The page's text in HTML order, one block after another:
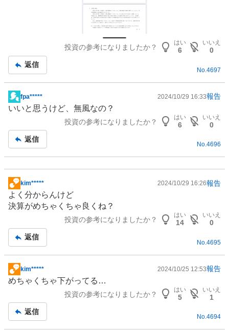
投資の参考になりましたか？
はい
6
いいえ
0
返信
No. 4697
掲
示
事
fpa***** 2024/10/29 16:33報告
いいと思うけど、無風なの？
投資の参考になりましたか？
はい
6
いいえ
0
返信
No.4696
掲
示
板
kim***** 2024/10/29 16:26報告
よく分からんけど
決算がめちゃくちゃ良くね？
投資の参考になりましたか？
はい
14
いいえ
0
返信
No. 4695
掲
示
事
kim***** 2024/10/25 12:53報告
めちゃくちゃ下がってる…
投資の参考になりましたか？
はい
5
いいえ
1
返信
No.4694